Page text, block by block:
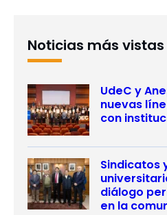
Noticias más vistas
UdeC y
nuevas
con
Sindicatos
diálogo
en la